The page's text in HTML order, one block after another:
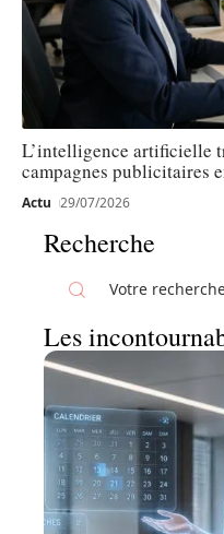
L’intelligence artificielle
campagnes publicitaires
Actu 29/07/2026
Recherche
Les